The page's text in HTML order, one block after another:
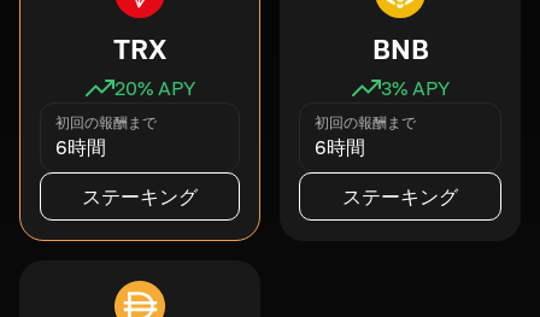
TRX
20% APY
初回の報酬まで
6時間
ステーキング
BNB
3% APY
初回の報酬まで
6時間
ステーキング